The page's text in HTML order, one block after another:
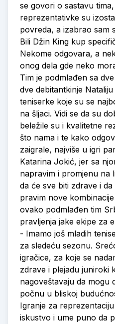
se govori o sastavu
reprezentativke su
povreda, a izabrao sam
Bili Džin King kup
Nekome odgovara, a
onog dela gde neko
Tim je podmlađen sa
dve debitantkinje
teniserke koje su se
na šljaci. Vidi se da su
beležile su i kvalitetne
što nama i te kako
zaigrale, najviše u igri
Katarina Jokić, jer sa
napravim i promjenu na
da će sve biti zdrave i
pravim nove
ovako podmlađen tim
pravljenja jake ekipe za
- Imamo još mladih
za sledeću sezonu.
igračice, za koje se
zdrave i plejadu juniroki
nagoveštavaju da mogu
počnu u bliskoj
Igranje za
iskustvo i ume puno da